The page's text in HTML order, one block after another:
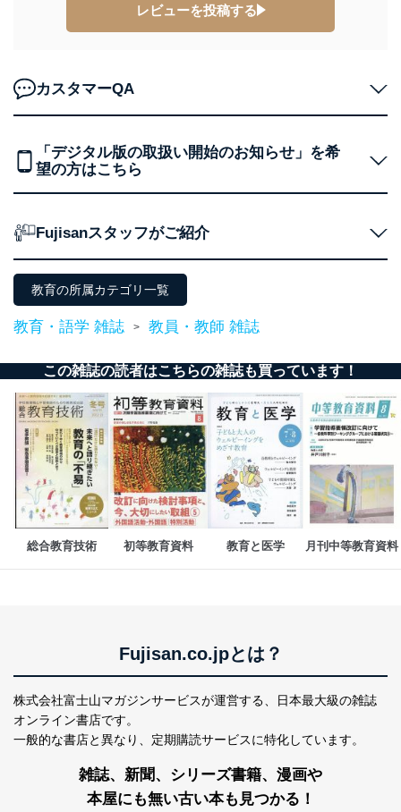
FAX：03-5459-7073
e-mail：
株式会社富士山マガジンサービス
１．個人情報保護管理者
用・提供・管理いたします。
株式会社富士山マガジンサービス
代表取締役会長 西野 伸一郎
個人情報保護管理者: 経営管理グループディレクター 前
田 嘉也
２．利用目的
当社が取り扱う開示対象個人情報の利用目的は次のとお
りです。
No
個人情報の種類 利用目的
1
当社の定期購読サ
ービス等をご利用
の方の個人情報
購入商品の配送のため
商品代金回収のため
ｅメール等による商品、サービ
ス、キャンペーン等の広告の案内
のため
個人が特定できない形で取得した
いただいた方の個
処、オペレーター教育など応対品
質向上のため
3
当社カスタマーQ＆
の確認のため
サイトのサービス内容のご案内の
ｅメール等による商品、サービ
ス、キャンペーン等の広告に関す
るご案内のため
レビューを投稿する
カスタマーQA
「デジタル版の取扱い開始のお知らせ」を希
望の方はこちら
Fujisanスタッフがご紹介
教育の所属カテゴリ一覧
教育・語学 雑誌 > 教員・教師 雑誌
この雑誌の読者はこちらの雑誌も買っています！
総合教育技術 初等教育資料 教育と医学 月刊中等教育資料
Fujisan.co.jpとは？
株式会社富士山マガジンサービスが運営する、
日本最大級の雑誌
オンライン書店です。
一般的な書店と異なり、 定期購読サービスに特化しています。
雑誌、新聞、シリーズ書籍、漫画や
本屋にも無い古い本も見つかる！